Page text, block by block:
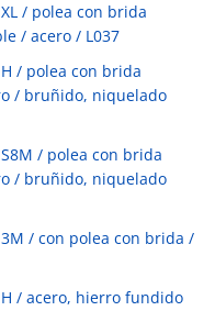
/ polea con brida
/ acero / L037
/ polea con brida
/ bruñido, niquelado
/ polea con brida
/ bruñido, niquelado
/ con polea con brida /
/ acero, hierro fundido